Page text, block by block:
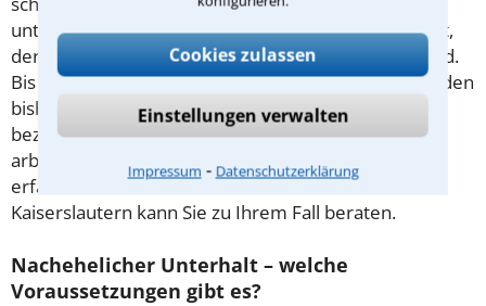
Cookies zulassen
Einstellungen verwalten
Impressum ⁃ Datenschutzerklärung
unterscheiden ist dies vom nachehelichen Unterhalt,
der erst nach dem formellen Ende der Ehe fällig wird.
Bis dahin richtet sich die Höhe des Unterhalts nach den
bisherigen Lebensverhältnissen. Wer Unterhalt
bezieht, muss während dieser Zeitspanne nicht
arbeiten, wenn er vorher nicht berufstätig war. Ein
erfahrener Rechtsanwalt für Unterhaltsrecht in
Kaiserslautern kann Sie zu Ihrem Fall beraten.
Nachehelicher Unterhalt – welche
Voraussetzungen gibt es?